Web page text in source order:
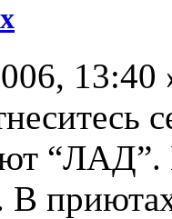
13:40